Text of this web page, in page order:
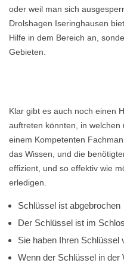
oder weil man sich
Drolshagen Iseringhausen
Hilfe in dem Bereich an,
Gebieten.
Klar gibt es auch noch einen
auftreten könnten, in
einem Kompetenten
das Wissen, und die
effizient, und so effektiv wie
erledigen.
Schlüssel ist abgebrochen
Der Schlüssel ist im
Sie haben Ihren Schlüssel
Wenn der Schlüssel in der